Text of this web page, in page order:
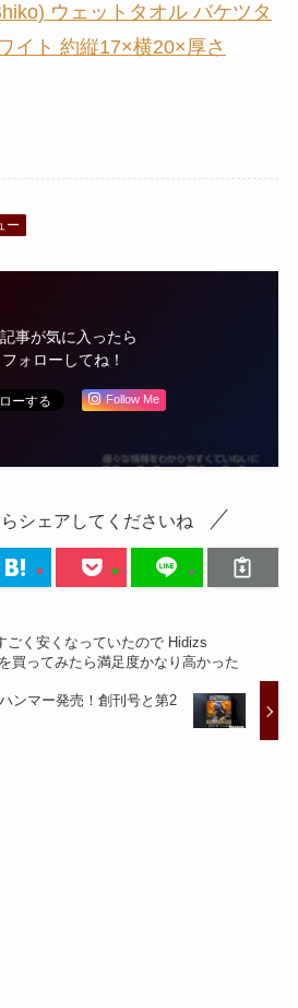
ウェットタオル バケツタ
イト 約縦17×横20×厚さ
ー
事が気に入ったら
フォローしてね！
Follow Me
シェアしてくださいね
ごく安くなっていたので Hidizs
買ってみたら満足度かなり高かった
ンマー発売！創刊号と第2